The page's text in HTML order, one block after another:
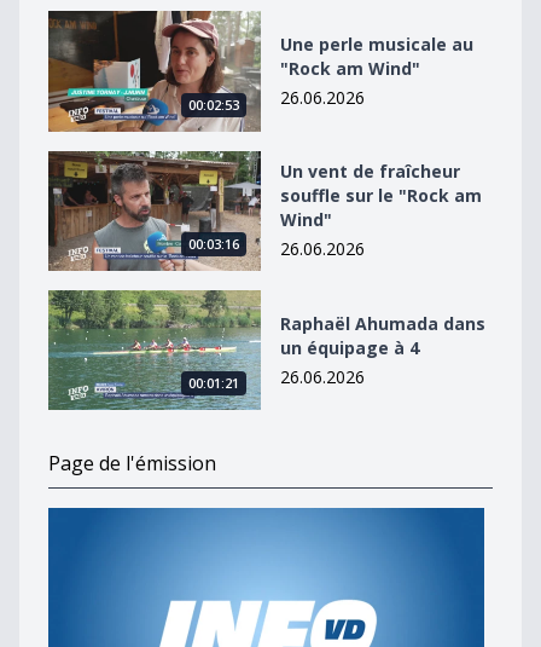
Une perle musicale au &quot;Rock am Wind&quot;
00:02:53
Une perle musicale au
"Rock am Wind"
26.06.2026
Un vent de fraîcheur souffle sur le &quot;Rock am
00:03:16
Un vent de fraîcheur
souffle sur le "Rock am
Wind"
26.06.2026
Raphaël Ahumada dans un équipage à 4
00:01:21
Raphaël Ahumada dans
un équipage à 4
26.06.2026
Page de l'émission